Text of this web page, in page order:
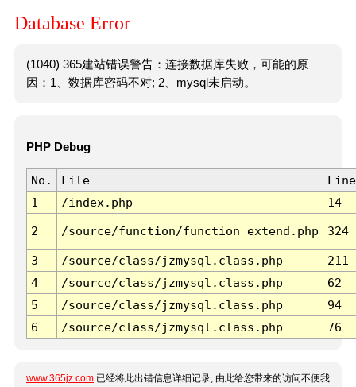
Database Error
(1040) 365建站错误警告：连接数据库失败，可能的原
因：1、数据库密码不对; 2、mysql未启动。
PHP Debug
No. File
Line
1
/index.php 14
2 /source/function/function_extend.php 324
3 /source/class/jzmysql.class.php
211
4
/source/class/jzmysql.class.php
62
5
/source/class/jzmysql.class.php
94
6
/source/class/jzmysql.class.php 76
www.365jz.com 已经将此出错信息详细记录, 由此给您带来的访问不便我